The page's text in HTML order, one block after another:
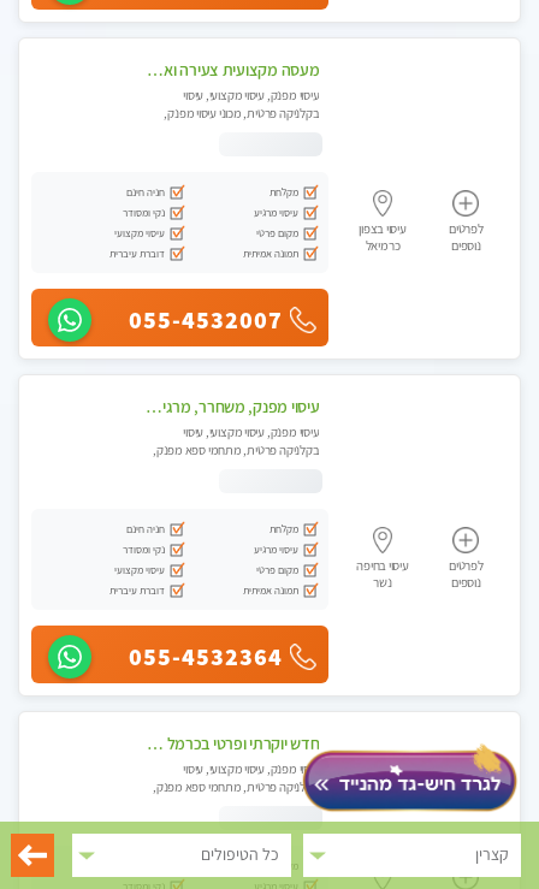
קצרין כל הטיפולים
לפרטים
נוספים
עיסוי בצפון
כרמיאל
מעסה מקצועית צעירה ואיכותית לעיסוי מרגיע ומפנק VIP-מומלץ לחלוטין! פרטי! ​​​​​​ Highly recommended
עיסוי מפנק, עיסוי מקצועי, עיסוי
בקלניקה פרטית, מכוני עיסוי מפנק,
מקלחת
חניה חינם
עיסוי מרגיע
נקי ומסודר
מקום פרטי
עיסוי מקצועי
תמונה אמיתית
דוברת עיברית
055-4532007
לפרטים
נוספים
עיסוי בחיפה
נשר
עיסוי מפנק, משחרר, מרגיע, טנטרה, עיסוי שבדי מקצועי ללא שירותי מין
עיסוי מפנק, עיסוי מקצועי, עיסוי
בקלניקה פרטית, מתחמי ספא מפנק,
מקלחת
חניה חינם
עיסוי מרגיע
נקי ומסודר
מקום פרטי
עיסוי מקצועי
תמונה אמיתית
דוברת עיברית
055-4532364
חדש יוקרתי ופרטי בכרמל חיפה! פנקו את עצמכם ברוגע פינוק וחוויה בלתי נשכחת באווירה נעימה ...ללא מין !
עיסוי מפנק, עיסוי מקצועי, עיסוי
בקלניקה פרטית, מתחמי ספא מפנק,
עיסוי טנטרה
מקלחת